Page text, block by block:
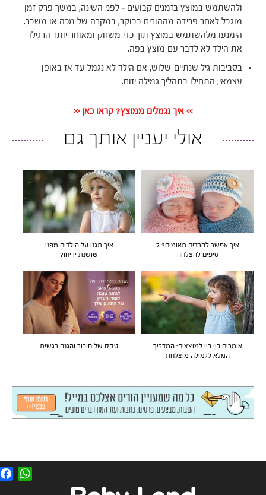
ולהשתמש במוצץ בזמנים קבועים – לפני השינה, במשך פרק זמן
מוגבל לאחר פרידה מההורים בבוקר, במקרה של מכה או משבר.
הימנעו מלהשתמש במוצץ תוך כדי משחק ומאוחר יותר הרגילו
את הילד לא לדבר עם מוצץ בפה.
בסביבות גיל שנתיים-שלוש, אם הילד לא נגמל עד אז באופן
עצמאי, התחילו בתהליך גמילה יזום.
>> איך נגמלים ממוצץ? קראו כאן <<
אולי יעניין אותך גם
איך אפשר להרדים תאומים? 7
טיפים להצלחה
איך תגנו על הילדים מפני
שושנת יריחו?
אומרים ביי ביי למוצצים: המדריך
המלא לגמילה מוצלחת
טקס של חיבור והגנה רגשית
F
a
W
h